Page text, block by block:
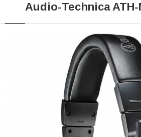
Audio-Technica ATH-